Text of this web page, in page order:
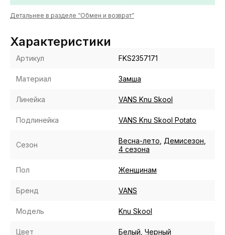
Детальнее в разделе “Обмен и возврат”
Характеристики
Артикул FKS2357171
Материал Замша
Линейка VANS Knu Skool
Подлинейка VANS Knu Skool Potato
Сезон Весна-лето Демисезон
4 сезона
Пол Женщинам
Бренд VANS
Модель Knu Skool
Цвет Белый Черный